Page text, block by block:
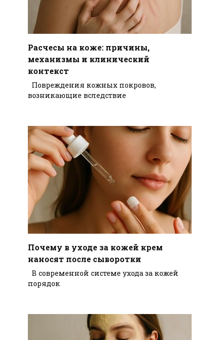
Расчесы на коже: причины,
механизмы и клинический
контекст
Повреждения кожных покровов,
возникающие вследствие
Почему в уходе за кожей крем
наносят после сыворотки
В современной системе ухода за кожей
порядок